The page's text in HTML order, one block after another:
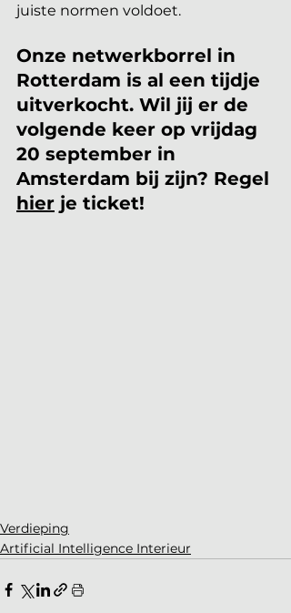
juiste normen voldoet.
Onze netwerkborrel in
Rotterdam is al een tijdje
uitverkocht. Wil jij er de
volgende keer op vrijdag
20 september in
Amsterdam bij zijn? Regel
hier je ticket!
Verdieping
Artificial Intelligence Interieur